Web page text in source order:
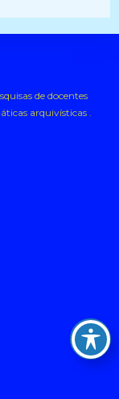
de docentes
arquivísticas .